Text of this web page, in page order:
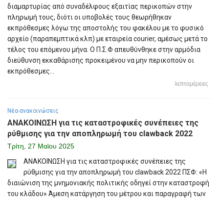
διαμαρτυρίας από συναδέλφους εξαιτίας περικοπών στην
πληρωμή τους, διότι οι υποβολές τους θεωρήθηκαν
εκπρόθεσμες λόγω της αποστολής του φακέλου με το φυσικό
αρχείο (παραπεμπτικά κλπ) με εταιρεία courier, αμέσως μετά το
τέλος του επόμενου μήνα. Ο Π.Σ.Φ απευθύνθηκε στην αρμόδια
διεύθυνση εκκαθάρισης προκειμένου να μην περικοπούν οι
εκπρόθεσμες...
λεπτομέρειες
Νέα-ανακοινώσεις
ΑΝΑΚΟΙΝΩΣΗ για τις καταστροφικές συνέπειες της
ρύθμισης για την αποπληρωμή του clawback 2022
Τρίτη, 27 Μαϊου 2025
ΑΝΑΚΟΙΝΩΣΗ για τις καταστροφικές συνέπειες της
ρύθμισης για την αποπληρωμή του clawback 2022 ΠΣΦ: «Η
διαιώνιση της μνημονιακής πολιτικής οδηγεί στην καταστροφή
του κλάδου» Άμεση κατάργηση του μέτρου και παραγραφή των